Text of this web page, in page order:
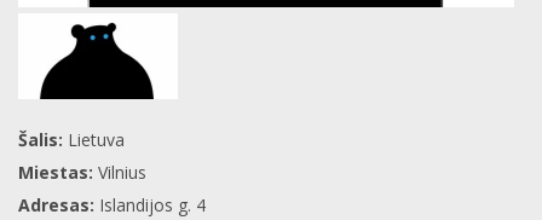
Šalis: Lietuva
Miestas: Vilnius
Adresas: Islandijos g. 4